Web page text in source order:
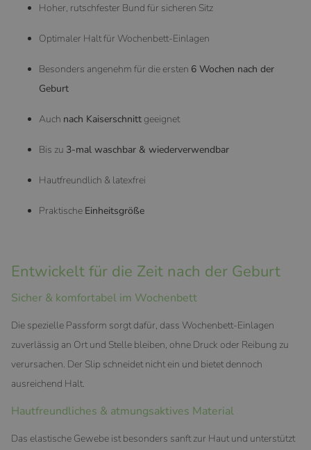
Hoher, rutschfester Bund für sicheren Sitz
Optimaler Halt für Wochenbett-Einlagen
Besonders angenehm für die ersten 6 Wochen nach der
Geburt
Auch nach Kaiserschnittgeeignet
Bis zu 3-mal waschbar & wiederverwendbar
Hautfreundlich & latexfrei
Praktische Einheitsgröße
Entwickelt für die Zeit nach der Geburt
Sicher & komfortabel im Wochenbett
Die spezielle Passform sorgt dafür, dass Wochenbett-Einlagen
zuverlässig an Ort und Stelle bleiben, ohne Druck oder Reibung zu
verursachen. Der Slip schneidet nicht ein und bietet dennoch
ausreichend Halt.
Hautfreundliches & atmungsaktives Material
Das elastische Gewebe ist besonders sanft zur Haut und unterstützt